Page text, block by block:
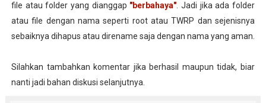
file atau folder yang dianggap "berbahaya" . Jadi jika ada folder
atau file dengan nama seperti root atau TWRP dan sejenisnya
sebaiknya dihapus atau direname saja dengan nama yang aman.
Silahkan tambahkan komentar jika berhasil maupun tidak, biar
nanti jadi bahan diskusi selanjutnya.